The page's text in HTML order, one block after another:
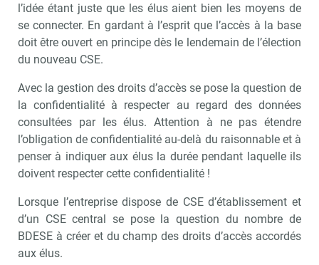
l’idée étant juste que les élus aient bien les moyens de
se connecter. En gardant à l’esprit que l’accès à la base
doit être ouvert en principe dès le lendemain de l’élection
du nouveau CSE.
Avec la gestion des droits d’accès se pose la question de
la confidentialité à respecter au regard des données
consultées par les élus. Attention à ne pas étendre
l’obligation de confidentialité au-delà du raisonnable et à
penser à indiquer aux élus la durée pendant laquelle ils
doivent respecter cette confidentialité !
Lorsque l’entreprise dispose de CSE d’établissement et
d’un CSE central se pose la question du nombre de
BDESE à créer et du champ des droits d’accès accordés
aux élus.